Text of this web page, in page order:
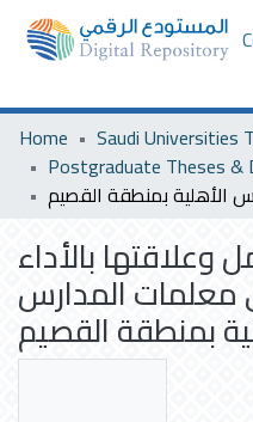
Home
وعلاقتها بالأداء
المدارس
بمنطقة القصيم